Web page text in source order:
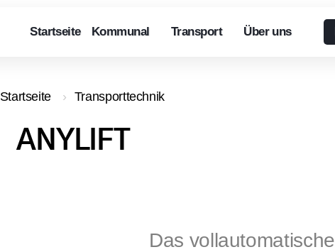
Startseite Kommunal Transport Über uns
Startseite Transporttechnik
ANYLIFT
Das vollautomatische